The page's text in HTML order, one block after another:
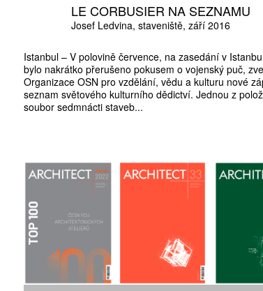
LE CORBUSIER NA SEZNAMU
Josef Ledvina staveniště září 2016
Istanbul – V polovině července, na zasedání v
bylo nakrátko přerušeno pokusem o vojenský puč,
Organizace OSN pro vzdělání, vědu a kulturu nové
seznam světového kulturního dědictví. Jednou z
soubor sedmnácti staveb...